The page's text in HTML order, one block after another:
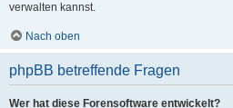
verwalten kannst.
Nach oben
phpBB betreffende Fragen
Wer hat diese Forensoftware entwickelt?